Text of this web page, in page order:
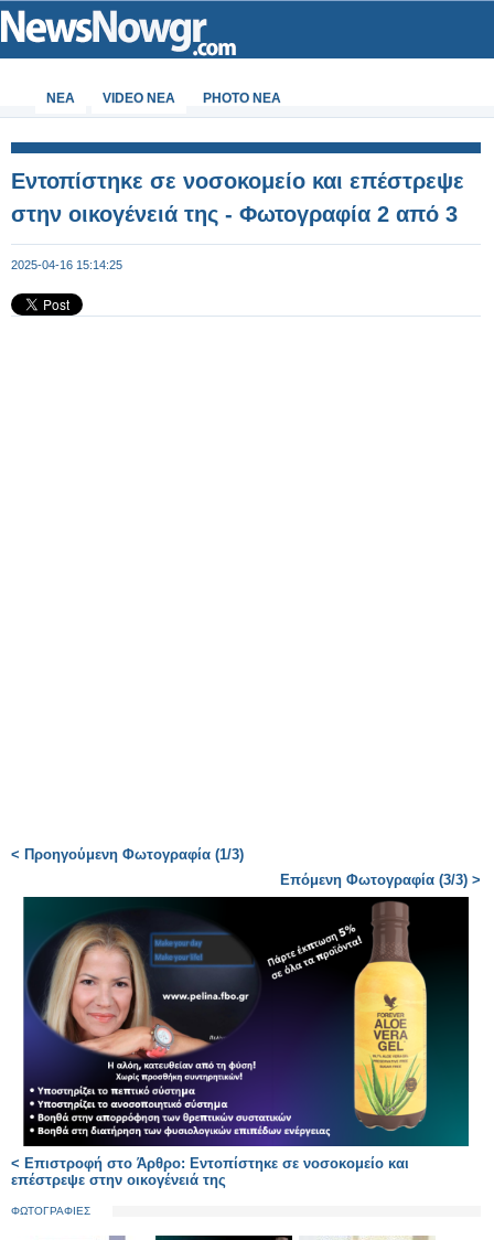
ΝΕΑ VIDEO NEA PHOTO NEA
Εντοπίστηκε σε νοσοκομείο και επέστρεψε
στην οικογένειά της - Φωτογραφία 2 από 3
2025-04-16 15:14:25
< Προηγούμενη Φωτογραφία (1/3)
Επόμενη Φωτογραφία (3/3) >
< Επιστροφή στο Άρθρο: Εντοπίστηκε σε νοσοκομείο και
επέστρεψε στην οικογένειά της
ΦΩΤΟΓΡΑΦΙΕΣ